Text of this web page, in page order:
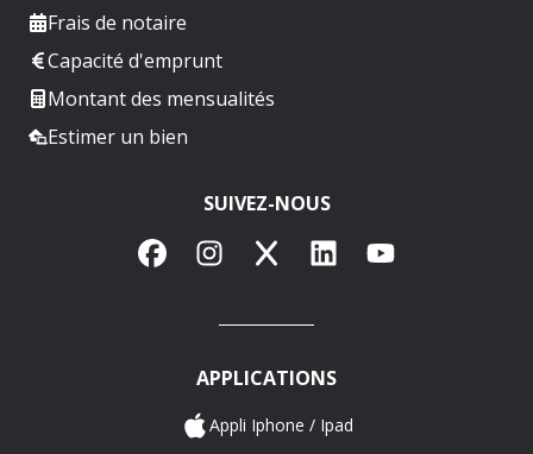
Frais de notaire
Capacité d'emprunt
Montant des mensualités
Estimer un bien
SUIVEZ-NOUS
FacebookInstagram
X LinkedInYouTube
APPLICATIONS
Appli Iphone / Ipad